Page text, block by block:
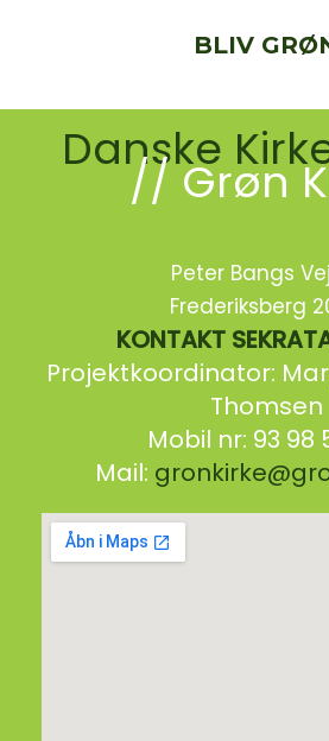
BLIV
Danske
// Grøn
Peter Bangs
Frederiksberg
KONTAKT
Projektkoordinator:
Thomsen
Mobil nr: 93 98
Mail: